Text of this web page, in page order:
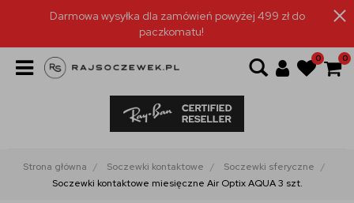
Darmowa wysyłka dla zamówień powyżej 499 zł do
paczkomatu!
0 0
Strona główna Soczewki kontaktowe
Soczewki sferyczne
Soczewki kontaktowe miesięczne Air Optix AQUA 3 szt.